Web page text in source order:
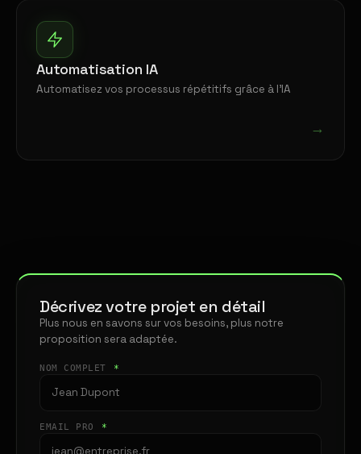
Automatisation IA
Automatisez vos processus répétitifs grâce à l'IA
→
Décrivez votre projet en détail
Plus nous en savons sur vos besoins, plus notre
proposition sera adaptée.
NOM COMPLET *
EMAIL PRO *